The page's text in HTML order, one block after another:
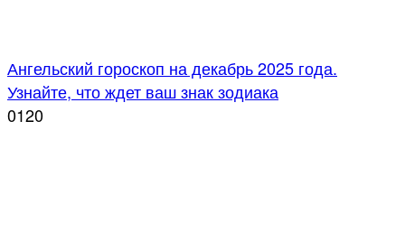
Ангельский гороскоп на декабрь 2025 года.
Узнайте, что ждет ваш знак зодиака
0120